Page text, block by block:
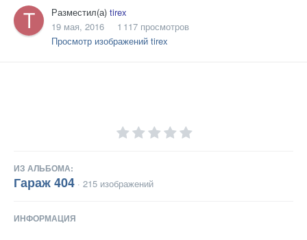
Разместил(а) tirex
19 мая, 2016
1 117 просмотров
Просмотр изображений tirex
ИЗ АЛЬБОМА:
Гараж 404 · 215 изображений
ИНФОРМАЦИЯ